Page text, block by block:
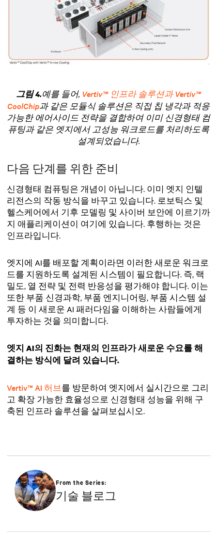
그림 4.예를 들어, Vertiv™ 인프라 솔루션과 Vertiv™
CoolChip과 같은 모듈식 솔루션은 직접 칩 냉각과 적응
가능한 에어사이드 전략을 결합하여 이미 신경형태 컴
퓨팅과 같은 엣지에서 고성능 워크로드를 처리하도록
설계되었습니다.
다음 단계를 위한 준비
신경형태 컴퓨팅은 개념이 아닙니다. 이미 엣지 인텔
리전스의 작동 방식을 바꾸고 있습니다. 로보틱스 및
헬스케어에서 기후 모델링 및 사이버 보안에 이르기까
지 애플리케이션이 여기에 있습니다. 후행하는 것은
인프라입니다.
엣지에 AI를 배포할 계획이라면 이러한 새로운 워크로
드를 지원하도록 설계된 시스템이 필요합니다. 즉, 랙
밀도, 열 전략 및 전력 반응성을 평가해야 합니다. 이는
또한 부품 신경과학, 부품 엔지니어링, 부품 시스템 설
계 등 이 새로운 AI 패러다임을 이해하는 사람들에게
투자하는 것을 의미합니다.
엣지 AI의 진화는 현재의 인프라가 새로운 수요를 해
결하는 방식에 달려 있습니다.
Vertiv™ AI 허브를 방문하여 엣지에서 실시간으로 그리
고 확장 가능한 효율성으로 신경형태 성능을 위해 구
축된 인프라 솔루션을 살펴보십시오.
From the Series:
기술 블로그